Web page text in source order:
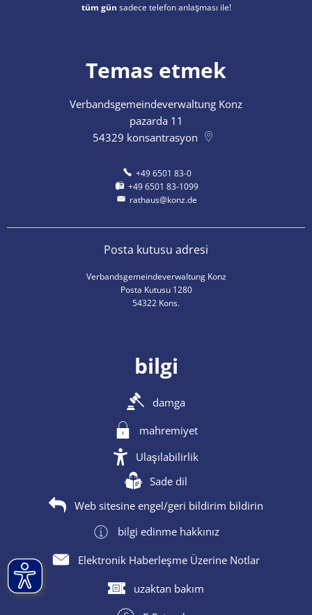
tüm gün sadece telefon anlaşması ile!
Temas etmek
Verbandsgemeindeverwaltung Konz
pazarda 11
54329 konsantrasyon
+49 6501 83-0
+49 6501 83-1099
rathaus@konz.de
Posta kutusu adresi
Verbandsgemeindeverwaltung Konz
Posta Kutusu 1280
54322 Kons.
bilgi
damga
mahremiyet
Ulaşılabilirlik
Sade dil
Web sitesine engel/geri bildirim bildirin
bilgi edinme hakkınız
Elektronik Haberleşme Üzerine Notlar
uzaktan bakım